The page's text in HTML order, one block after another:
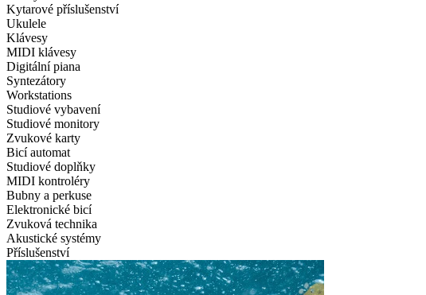
Kytarové příslušenství
Ukulele
Klávesy
MIDI klávesy
Digitální piana
Syntezátory
Workstations
Studiové vybavení
Studiové monitory
Zvukové karty
Bicí automat
Studiové doplňky
MIDI kontroléry
Bubny a perkuse
Elektronické bicí
Zvuková technika
Akustické systémy
Příslušenství